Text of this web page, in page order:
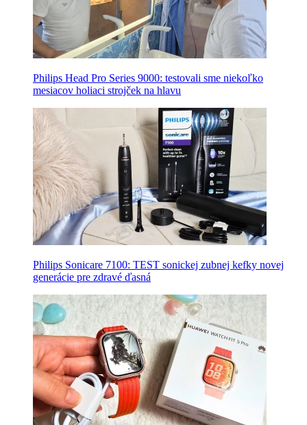
Philips Head Pro Series 9000: testovali sme niekoľko
mesiacov holiaci strojček na hlavu
Philips Sonicare 7100: TEST sonickej zubnej kefky novej
generácie pre zdravé ďasná